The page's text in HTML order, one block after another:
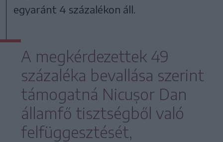
egyaránt 4 százalékon áll.
A megkérdezettek 49
százaléka bevallása szerint
támogatná Nicușor Dan
államfő tisztségből való
felfüggesztését,